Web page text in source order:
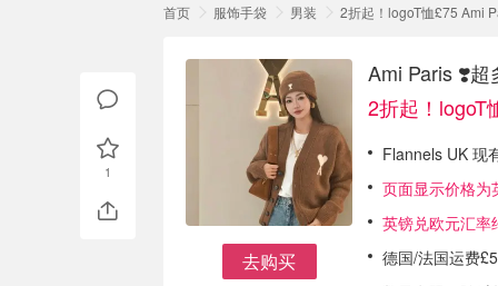
首页 服饰手袋 男装 2折起！logoT恤£75 Ami
去购买
Ami Paris ❣️超
2折起！logoT
Flannels UK 现
页面显示价格为
英镑兑欧元汇率
德国/法国运费
1